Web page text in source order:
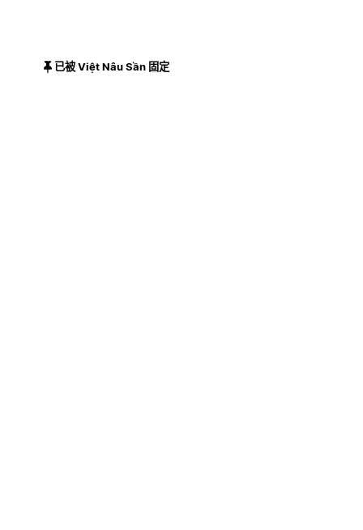
已被 Việt Nâu Sần 固定